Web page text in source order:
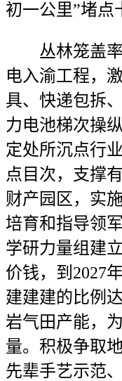
初一公里”堵点
丛林笼盖率
电入渝工程，
具、快递包拆
力电池梯次操
定处所沉点行
点目次，支撑
财产园区，实
培育和指导领
学研力量组建
价钱，到2027
建建建的比例
岩气田产能，
量。积极争取
先辈手艺示范